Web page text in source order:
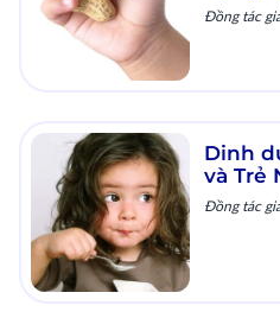
Đồng tác
Dinh
và Trẻ
Đồng tác